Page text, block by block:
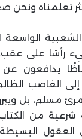
تعلمناه ونحن
الواسعة
رأسًا على
يدافعون عن
إلى الغاصب
مسلم، بل
شرعية من
البسيطة